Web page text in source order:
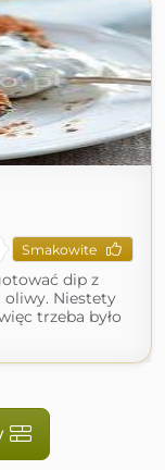
Smakowite
dip z
oliwy. Niestety
trzeba było